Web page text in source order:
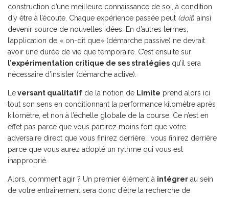
construction d’une meilleure connaissance de soi, à condition
d’y être à l’écoute. Chaque expérience passée peut (doit) ainsi
devenir source de nouvelles idées. En d’autres termes,
l’application de « on-dit que» (démarche passive) ne devrait
avoir une durée de vie que temporaire. C’est ensuite sur
l’expérimentation critique de ses stratégies qu’il sera
nécessaire d’insister (démarche active).
Leversant qualitatif de la notion de Limite prend alors ici
tout son sens en conditionnant la performance kilomètre après
kilomètre, et non à l’échelle globale de la course. Ce n’est en
effet pas parce que vous partirez moins fort que votre
adversaire direct que vous finirez derrière… vous finirez derrière
parce que vous aurez adopté un rythme qui vous est
inapproprié.
Alors, comment agir ? Un premier élément à intégrer au sein
de votre entraînement sera donc d’être la recherche de